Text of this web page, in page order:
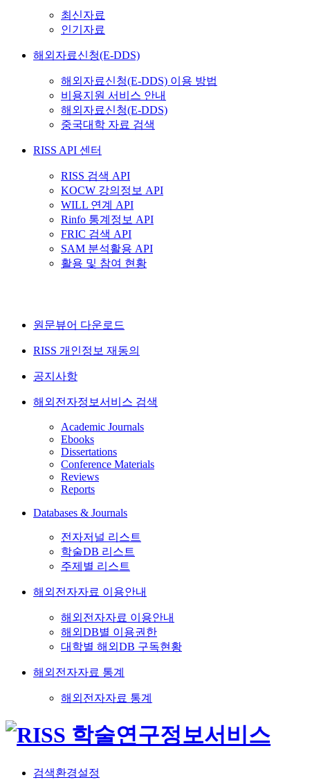
최신자료
인기자료
해외자료신청(E-DDS)
해외자료신청(E-DDS) 이용 방법
비용지원 서비스 안내
해외자료신청(E-DDS)
중국대학 자료 검색
RISS API 센터
RISS 검색 API
KOCW 강의정보 API
WILL 연계 API
Rinfo 통계정보 API
FRIC 검색 API
SAM 분석활용 API
활용 및 참여 현황
원문뷰어 다운로드
RISS 개인정보 재동의
공지사항
해외전자정보서비스 검색
Academic Journals
Ebooks
Dissertations
Conference Materials
Reviews
Reports
Databases & Journals
전자저널 리스트
학술DB 리스트
주제별 리스트
해외전자자료 이용안내
해외전자자료 이용안내
해외DB별 이용권한
대학별 해외DB 구독현황
해외전자자료 통계
해외전자자료 통계
검색환경설정